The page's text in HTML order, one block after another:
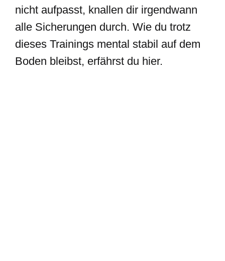
nicht aufpasst, knallen dir irgendwann
alle Sicherungen durch. Wie du trotz
dieses Trainings mental stabil auf dem
Boden bleibst, erfährst du hier.